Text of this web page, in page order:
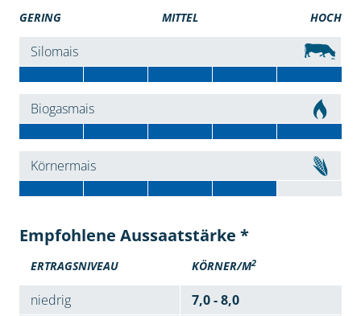
GERING MITTEL HOCH
Silomais
Biogasmais
Körnermais
Empfohlene Aussaatstärke *
ERTRAGSNIVEAU KÖRNER/M2
niedrig
7,0 - 8,0